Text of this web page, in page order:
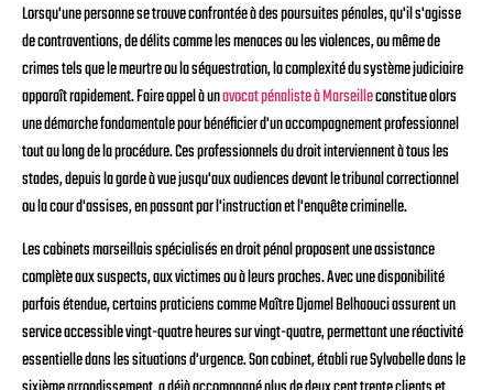
Lorsqu'une personne se trouve confrontée à des poursuites pénales, qu'il s'agisse
de contraventions, de délits comme les menaces ou les violences, ou même de
crimes tels que le meurtre ou la séquestration, la complexité du système judiciaire
apparaît rapidement. Faire appel à unavocat pénaliste à Marseilleconstitue alors
une démarche fondamentale pour bénéficier d'un accompagnement professionnel
tout au long de la procédure. Ces professionnels du droit interviennent à tous les
stades, depuis la garde à vue jusqu'aux audiences devant le tribunal correctionnel
ou la cour d'assises, en passant par l'instruction et l'enquête criminelle.
Les cabinets marseillais spécialisés en droit pénal proposent une assistance
complète aux suspects, aux victimes ou à leurs proches. Avec une disponibilité
parfois étendue, certains praticiens comme Maître Djamel Belhaouci assurent un
service accessible vingt-quatre heures sur vingt-quatre, permettant une réactivité
essentielle dans les situations d'urgence. Son cabinet, établi rue Sylvabelle dans le